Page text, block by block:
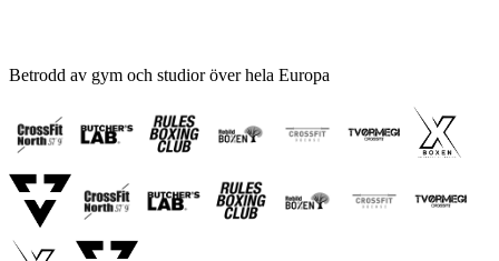
Betrodd av gym och studior över hela Europa